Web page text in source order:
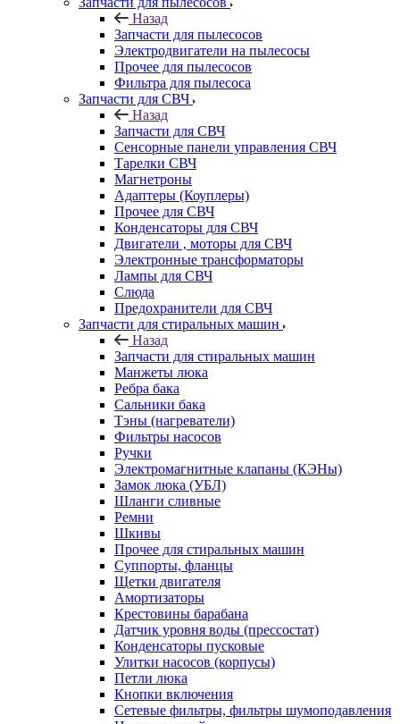
Назад
Запчасти для пылесосов
Электродвигатели на пылесосы
Прочее для пылесосов
Фильтра для пылесоса
Запчасти для СВЧ
Назад
Запчасти для СВЧ
Сенсорные панели управления СВЧ
Тарелки СВЧ
Магнетроны
Адаптеры (Коуплеры)
Прочее для СВЧ
Конденсаторы для СВЧ
Двигатели , моторы для СВЧ
Электронные трансформаторы
Лампы для СВЧ
Слюда
Предохранители для СВЧ
Запчасти для стиральных машин
Назад
Запчасти для стиральных машин
Манжеты люка
Ребра бака
Сальники бака
Тэны (нагреватели)
Фильтры насосов
Ручки
Электромагнитные клапаны (КЭНы)
Замок люка (УБЛ)
Шланги сливные
Ремни
Шкивы
Прочее для стиральных машин
Суппорты, фланцы
Щетки двигателя
Амортизаторы
Крестовины барабана
Датчик уровня воды (прессостат)
Конденсаторы пусковые
Улитки насосов (корпусы)
Петли люка
Кнопки включения
Сетевые фильтры, фильтры шумоподавления